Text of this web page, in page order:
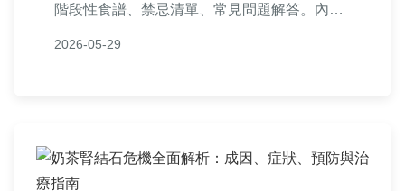
階段性食譜、禁忌清單、常見問題解答。內容
復過程，適合家屬參考。
2026-05-29